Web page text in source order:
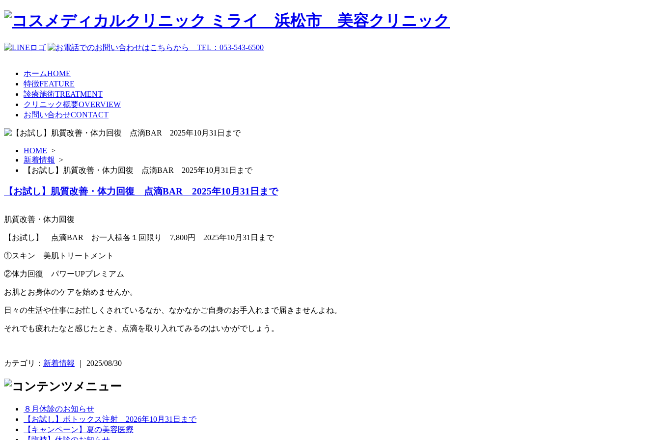
ホームHOME
特徴FEATURE
診療施術TREATMENT
クリニック概要OVERVIEW
お問い合わせCONTACT
HOME >
新着情報 >
【お試し】肌質改善・体力回復 点滴BAR 2025年10月31日まで
【お試し】肌質改善・体力回復 点滴BAR 2025年10月31日まで
肌質改善・体力回復
【お試し】 点滴BAR お一人様各１回限り 7,800円 2025年10月31日まで
①スキン 美肌トリートメント
②体力回復 パワーUPプレミアム
お肌とお身体のケアを始めませんか。
日々の生活や仕事にお忙しくされているなか、なかなかご自身のお手入れまで届きませんよね。
それでも疲れたなと感じたとき、点滴を取り入れてみるのはいかがでしょう。
カテゴリ： 新着情報 ｜ 2025/08/30
８月休診のお知らせ
【お試し】ボトックス注射 2026年10月31日まで
【キャンペーン】夏の美容医療